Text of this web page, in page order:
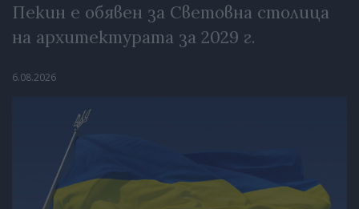
Пекин е обявен за Световна столица
на архитектурата за 2029 г.
6.08.2026